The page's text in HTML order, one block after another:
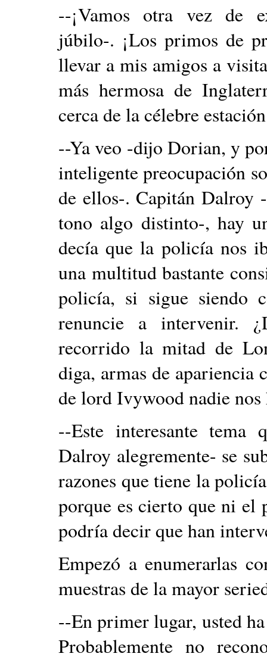
--¡Vamos otra vez de
júbilo-. ¡Los primos de
llevar a mis amigos a
más hermosa de
cerca de la célebre
--Ya veo -dijo Dorian, y
inteligente preocupación
de ellos-. Capitán Dalroy
tono algo distinto-, hay
decía que la policía nos
una multitud bastante
policía, si sigue siendo
renuncie a intervenir.
recorrido la mitad de
diga, armas de apariencia
de lord Ivywood nadie nos
--Este interesante
Dalroy alegremente- se
razones que tiene la
porque es cierto que ni el
podría decir que han
Empezó a enumerarlas
muestras de la mayor
--En primer lugar, usted
Probablemente no